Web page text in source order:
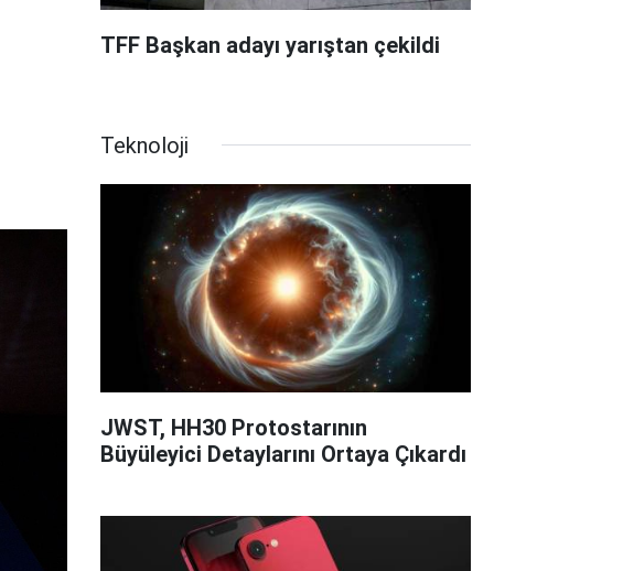
TFF Başkan adayı yarıştan çekildi
Teknoloji
JWST, HH30 Protostarının
Büyüleyici Detaylarını Ortaya Çıkardı